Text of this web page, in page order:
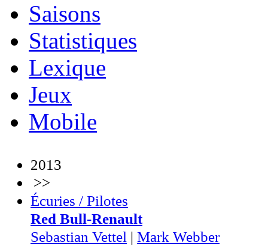
Saisons
Statistiques
Lexique
Jeux
Mobile
2013
>>
Écuries / Pilotes
Red Bull-Renault
Sebastian Vettel | Mark Webber